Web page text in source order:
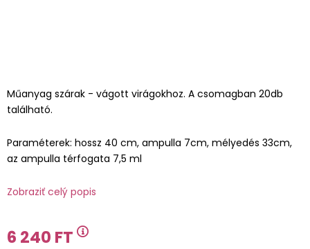
Műanyag szárak - vágott virágokhoz. A csomagban 20db
található.
Paraméterek: hossz 40 cm, ampulla 7cm, mélyedés 33cm,
az ampulla térfogata 7,5 ml
Zobraziť celý popis
6 240 FT